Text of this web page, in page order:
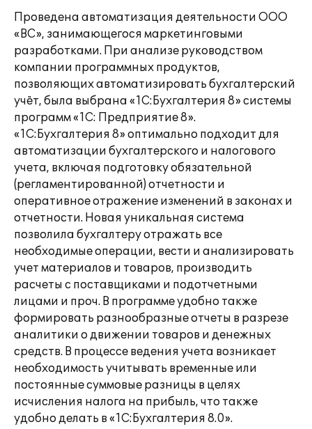
Проведена автоматизация деятельности ООО
«ВС», занимающегося маркетинговыми
разработками. При анализе руководством
компании программных продуктов,
позволяющих автоматизировать бухгалтерский
учёт, была выбрана «1С:Бухгалтерия 8» системы
программ «1С: Предприятие 8».
«1C:Бухгалтерия 8» оптимально подходит для
автоматизации бухгалтерского и налогового
учета, включая подготовку обязательной
(регламентированной) отчетности и
оперативное отражение изменений в законах и
отчетности. Новая уникальная система
позволила бухгалтеру отражать все
необходимые операции, вести и анализировать
учет материалов и товаров, производить
расчеты с поставщиками и подотчетными
лицами и проч. В программе удобно также
формировать разнообразные отчеты в разрезе
аналитики о движении товаров и денежных
средств. В процессе ведения учета возникает
необходимость учитывать временные или
постоянные суммовые разницы в целях
исчисления налога на прибыль, что также
удобно делать в «1С:Бухгалтерия 8.0».